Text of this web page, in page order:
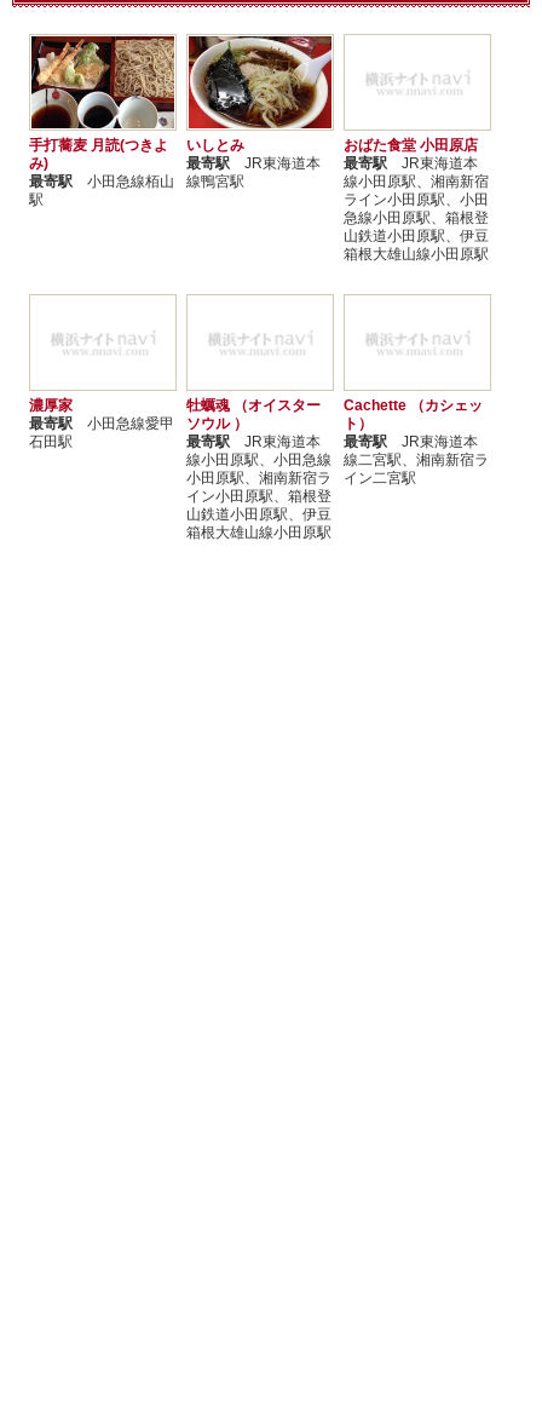
手打蕎麦 月読(つきよ
み)
最寄駅 小田急線栢山
駅
いしとみ
最寄駅 JR東海道本
線鴨宮駅
おばた食堂 小田原店
最寄駅 JR東海道本
線小田原駅、湘南新宿
ライン小田原駅、小田
急線小田原駅、箱根登
山鉄道小田原駅、伊豆
箱根大雄山線小田原駅
濃厚家
最寄駅 小田急線愛甲
石田駅
牡蠣魂 （オイスター
ソウル ）
最寄駅 JR東海道本
線小田原駅、小田急線
小田原駅、湘南新宿ラ
イン小田原駅、箱根登
山鉄道小田原駅、伊豆
箱根大雄山線小田原駅
Cachette （カシェッ
ト）
最寄駅 JR東海道本
線二宮駅、湘南新宿ラ
イン二宮駅